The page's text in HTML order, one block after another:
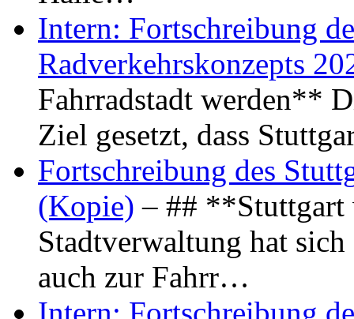
Intern: Fortschreibung
Radverkehrskonzepts
Fahrradstadt werden**
Ziel gesetzt, dass
Fortschreibung des
(Kopie) – ## **Stuttgart
Stadtverwaltung hat
auch zur Fahrr…
Intern: Fortschreibung